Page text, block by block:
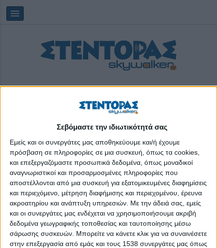
Σεβόμαστε την ιδιωτικότητά σας
Εμείς και οι συνεργάτες μας αποθηκεύουμε και/ή έχουμε
πρόσβαση σε πληροφορίες σε μια συσκευή, όπως τα cookies,
και επεξεργαζόμαστε προσωπικά δεδομένα, όπως μοναδικοί
αναγνωριστικοί και προσαρμοσμένες πληροφορίες που
αποστέλλονται από μια συσκευή για εξατομικευμένες διαφημίσεις
και περιεχόμενο, μέτρηση διαφήμισης και περιεχομένου, έρευνα
ακροατηρίου και ανάπτυξη υπηρεσιών. Με την άδειά σας, εμείς
και οι συνεργάτες μας ενδέχεται να χρησιμοποιήσουμε ακριβή
δεδομένα γεωγραφικής τοποθεσίας και ταυτοποίησης μέσω
σάρωσης συσκευών. Μπορείτε να κάνετε κλικ για να συναινέσετε
στην επεξεργασία από εμάς και τους 1538 συνεργάτες μας όπως
Παρασκευή, 07/08/202617:10:43
περιαστικές περιοχές
Σήμερα, το μόνο βέβαιο είναι το παρελθόν…